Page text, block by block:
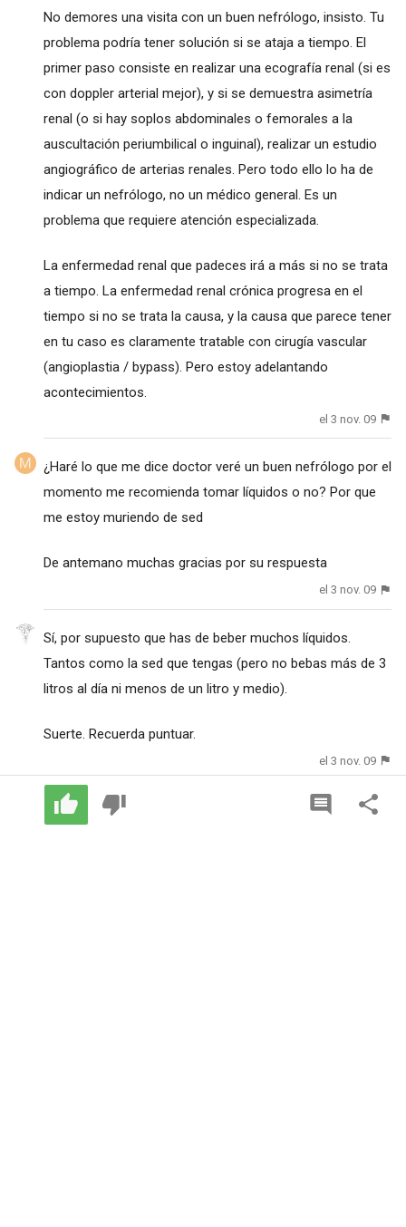
No demores una visita con un buen nefrólogo, insisto. Tu
problema podría tener solución si se ataja a tiempo. El
primer paso consiste en realizar una ecografía renal (si es
con doppler arterial mejor), y si se demuestra asimetría
renal (o si hay soplos abdominales o femorales a la
auscultación periumbilical o inguinal), realizar un estudio
angiográfico de arterias renales. Pero todo ello lo ha de
indicar un nefrólogo, no un médico general. Es un
problema que requiere atención especializada.
La enfermedad renal que padeces irá a más si no se trata
a tiempo. La enfermedad renal crónica progresa en el
tiempo si no se trata la causa, y la causa que parece tener
en tu caso es claramente tratable con cirugía vascular
(angioplastia / bypass). Pero estoy adelantando
acontecimientos.
el 3 nov. 09
¿Haré lo que me dice doctor veré un buen nefrólogo por el
momento me recomienda tomar líquidos o no? Por que
me estoy muriendo de sed
De antemano muchas gracias por su respuesta
el 3 nov. 09
Sí, por supuesto que has de beber muchos líquidos.
Tantos como la sed que tengas (pero no bebas más de 3
litros al día ni menos de un litro y medio).
Suerte. Recuerda puntuar.
el 3 nov. 09